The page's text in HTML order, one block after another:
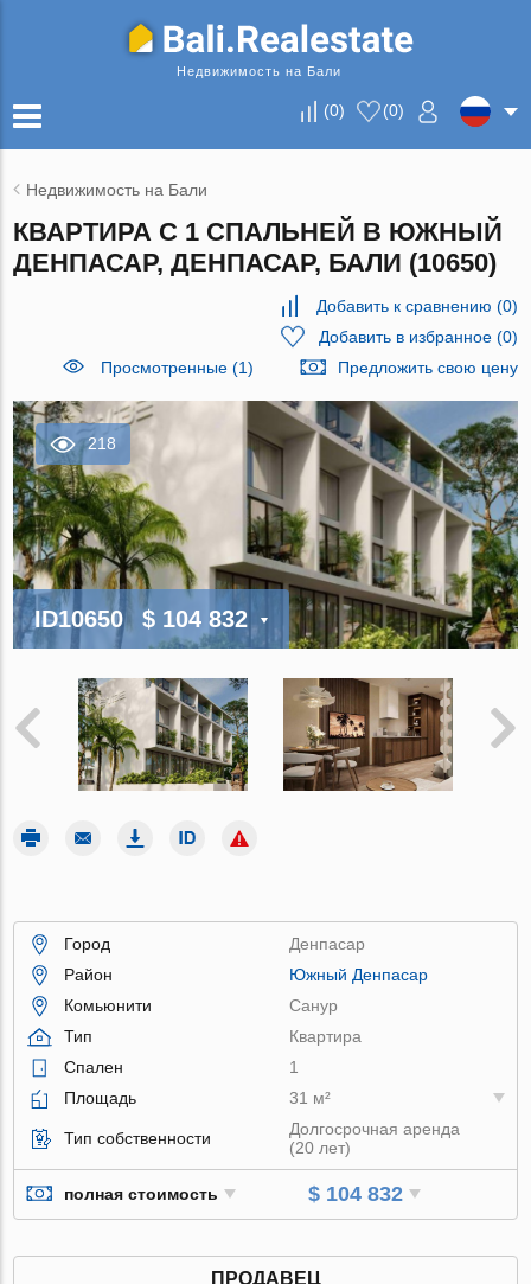
Недвижимость на Бали
(0) (0)
Недвижимость на Бали
КВАРТИРА С 1 СПАЛЬНЕЙ В ЮЖНЫЙ
ДЕНПАСАР, ДЕНПАСАР, БАЛИ (10650)
Добавить к сравнению (0)
Добавить в избранное(0)
Просмотренные (1)
Предложить свою цену
218
ID10650 $ 104 832
Город
Денпасар
Район
Южный Денпасар
Комьюнити
Санур
Тип
Квартира
Спален
1
Площадь
31 м²
Тип собственности
Долгосрочная аренда
(20 лет)
полная стоимость $ 104 832
ПРОДАВЕЦ